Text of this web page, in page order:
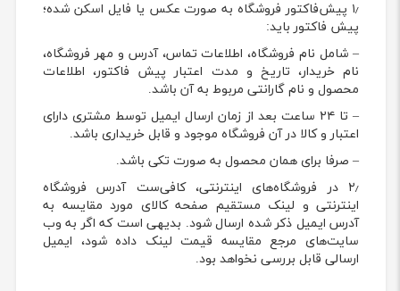
۱٫ پیش‌فاکتور فروشگاه به صورت عکس یا فایل اسکن شده؛
پیش فاکتور باید:
– شامل نام فروشگاه، اطلاعات تماس، آدرس و مهر فروشگاه،
نام خریدار، تاریخ و مدت اعتبار پیش فاکتور، اطلاعات
محصول و نام گارانتی مربوط به آن باشد.
– تا ۲۴ ساعت بعد از زمان ارسال ایمیل توسط مشتری دارای
اعتبار و کالا در آن فروشگاه موجود و قابل خریداری باشد.
– صرفا برای همان محصول به صورت تکی باشد.
۲٫ در فروشگاه‌های اینترنتی، کافی‌ست آدرس فروشگاه
اینترنتی و لینک مستقیم صفحه کالای مورد مقایسه به
آدرس ایمیل ذکر شده ارسال شود. بدیهی است که اگر به وب
سایت‌های مرجع مقایسه قیمت لینک داده شود، ایمیل
ارسالی قابل بررسی نخواهد بود.